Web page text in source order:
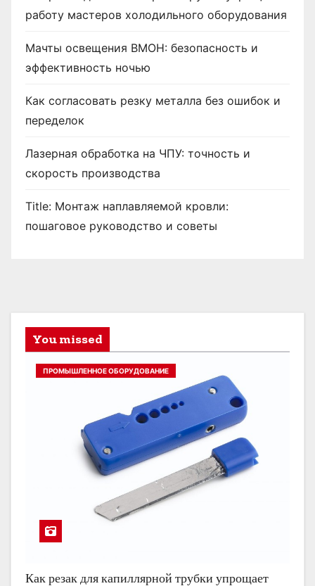
работу мастеров холодильного оборудования
Мачты освещения ВМОН: безопасность и
эффективность ночью
Как согласовать резку металла без ошибок и
переделок
Лазерная обработка на ЧПУ: точность и
скорость производства
Title: Монтаж наплавляемой кровли:
пошаговое руководство и советы
You missed
ПРОМЫШЛЕННОЕ ОБОРУДОВАНИЕ
Как резак для капиллярной трубки упрощает